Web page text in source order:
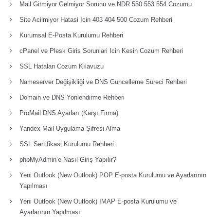
Mail Gitmiyor Gelmiyor Sorunu ve NDR 550 553 554 Cozumu
Site Acilmiyor Hatasi Icin 403 404 500 Cozum Rehberi
Kurumsal E-Posta Kurulumu Rehberi
cPanel ve Plesk Giris Sorunlari Icin Kesin Cozum Rehberi
SSL Hatalari Cozum Kılavuzu
Nameserver Değişikliği ve DNS Güncelleme Süreci Rehberi
Domain ve DNS Yonlendirme Rehberi
ProMail DNS Ayarları (Karşı Firma)
Yandex Mail Uygulama Şifresi Alma
SSL Sertifikasi Kurulumu Rehberi
phpMyAdmin’e Nasıl Giriş Yapılır?
Yeni Outlook (New Outlook) POP E-posta Kurulumu ve Ayarlarının
Yapılması
Yeni Outlook (New Outlook) IMAP E-posta Kurulumu ve
Ayarlarının Yapılması